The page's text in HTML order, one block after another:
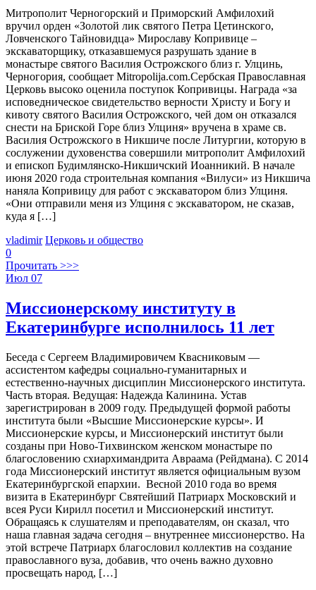
Митрополит Черногорский и Приморский Амфилохий
вручил орден «Золотой лик святого Петра Цетинского,
Ловченского Тайновидца» Мирославу Копривице –
экскаваторщику, отказавшемуся разрушать здание в
монастыре святого Василия Острожского близ г. Улцинь,
Черногория, сообщает Mitropolija.com.Сербская Православная
Церковь высоко оценила поступок Копривицы. Награда «за
исповедническое свидетельство верности Христу и Богу и
кивоту святого Василия Острожского, чей дом он отказался
снести на Бриской Горе близ Улциня» вручена в храме св.
Василия Острожского в Никшиче после Литургии, которую в
сослужении духовенства совершили митрополит Амфилохий
и епископ Будимлянско-Никшичский Иоанникий. В начале
июня 2020 года строительная компания «Вилуси» из Никшича
наняла Копривицу для работ с экскаватором близ Улциня.
«Они отправили меня из Улциня с экскаватором, не сказав,
куда я […]
vladimir Церковь и общество
0
Прочитать >>>
Июл 07
Миссионерскому институту в
Екатеринбурге исполнилось 11 лет
Беседа с Сергеем Владимировичем Квасниковым —
ассистентом кафедры социально-гуманитарных и
естественно-научных дисциплин Миссионерского института.
Часть вторая. Ведущая: Надежда Калинина. Устав
зарегистрирован в 2009 году. Предыдущей формой работы
института были «Высшие Миссионерские курсы». И
Миссионерские курсы, и Миссионерский институт были
созданы при Ново-Тихвинском женском монастыре по
благословению схиархимандрита Авраама (Рейдмана). С 2014
года Миссионерский институт является официальным вузом
Екатеринбургской епархии. Весной 2010 года во время
визита в Екатеринбург Святейший Патриарх Московский и
всея Руси Кирилл посетил и Миссионерский институт.
Обращаясь к слушателям и преподавателям, он сказал, что
наша главная задача сегодня – внутреннее миссионерство. На
этой встрече Патриарх благословил коллектив на создание
православного вуза, добавив, что очень важно духовно
просвещать народ, […]